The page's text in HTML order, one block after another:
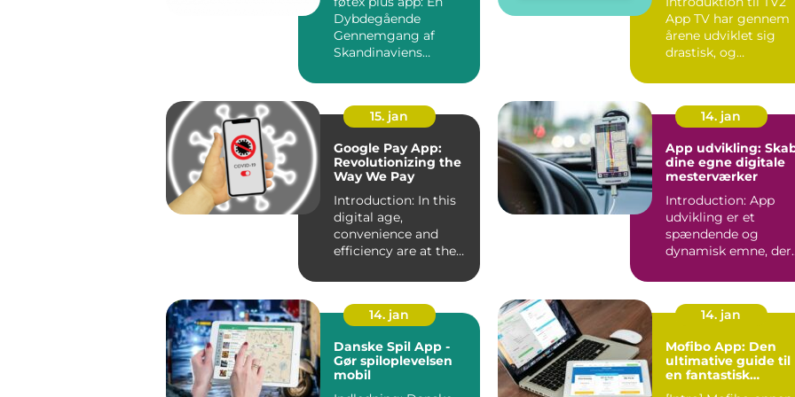
Dybdegående
Gennemgang af
Skandinaviens
App Introduktion:
Ma...
App TV har gennem
årene udviklet sig
drastisk, og
er i ...
15. jan
Google Pay App:
Revolutionizing the
Way We Pay
Introduction: In this
digital age,
convenience and
efficiency are at the
aspect o...
14. jan
App udvikling:
dine egne digitale
mesterværker
Introduction: App
udvikling er et
spændende og
dynamisk emne, der
professionelle udv...
14. jan
Danske Spil App -
Gør spiloplevelsen
mobil
14. jan
Mofibo App: Den
ultimative guide til
en fantastisk